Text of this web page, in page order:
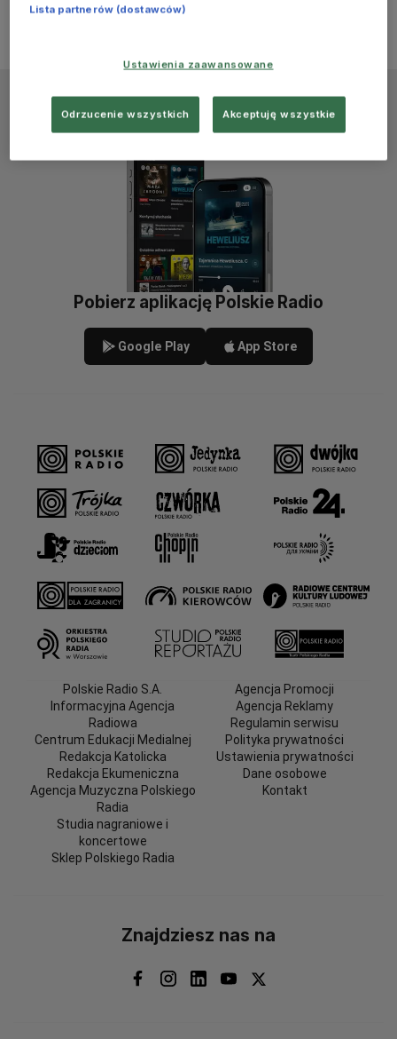
Pobierz aplikację Polskie Radio
Google Play App Store
Polskie Radio S.A.
Informacyjna Agencja
Radiowa
Centrum Edukacji Medialnej
Redakcja Katolicka
Redakcja Ekumeniczna
Agencja Muzyczna Polskiego
Radia
Studia nagraniowe i
koncertowe
Sklep Polskiego Radia
Agencja Promocji
Agencja Reklamy
Regulamin serwisu
Polityka prywatności
Ustawienia prywatności
Dane osobowe
Kontakt
Znajdziesz nas na
Lista partnerów (dostawców)
Ustawienia zaawansowane
Odrzucenie wszystkich Akceptuję wszystkie